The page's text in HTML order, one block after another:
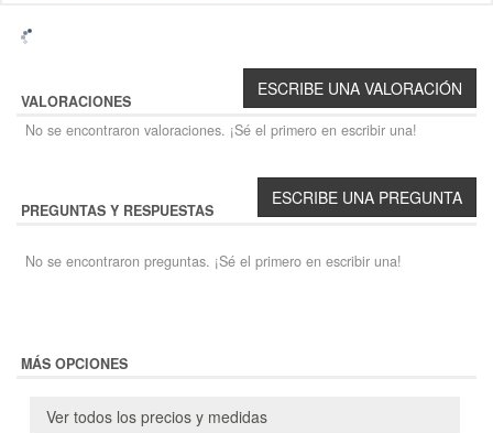
VALORACIONES
No se encontraron valoraciones. ¡Sé el primero en escribir una!
PREGUNTAS Y RESPUESTAS
No se encontraron preguntas. ¡Sé el primero en escribir una!
MÁS OPCIONES
Ver todos los precios y medidas